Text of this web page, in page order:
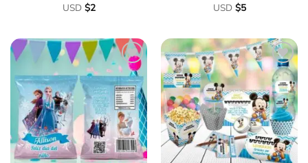
Valorado
de
USD $2
Valorado
de
5
USD $5
Añadir
a la
lista
de
deseos
Añadir
a la
lista
de
deseos